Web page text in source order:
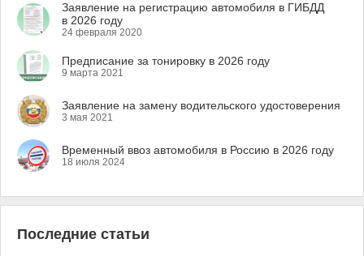
Заявление на регистрацию автомобиля в ГИБДД
в 2026 году
24 февраля 2020
Предписание за тонировку в 2026 году
9 марта 2021
Заявление на замену водительского удостоверения
3 мая 2021
Временный ввоз автомобиля в Россию в 2026 году
18 июля 2024
Последние статьи